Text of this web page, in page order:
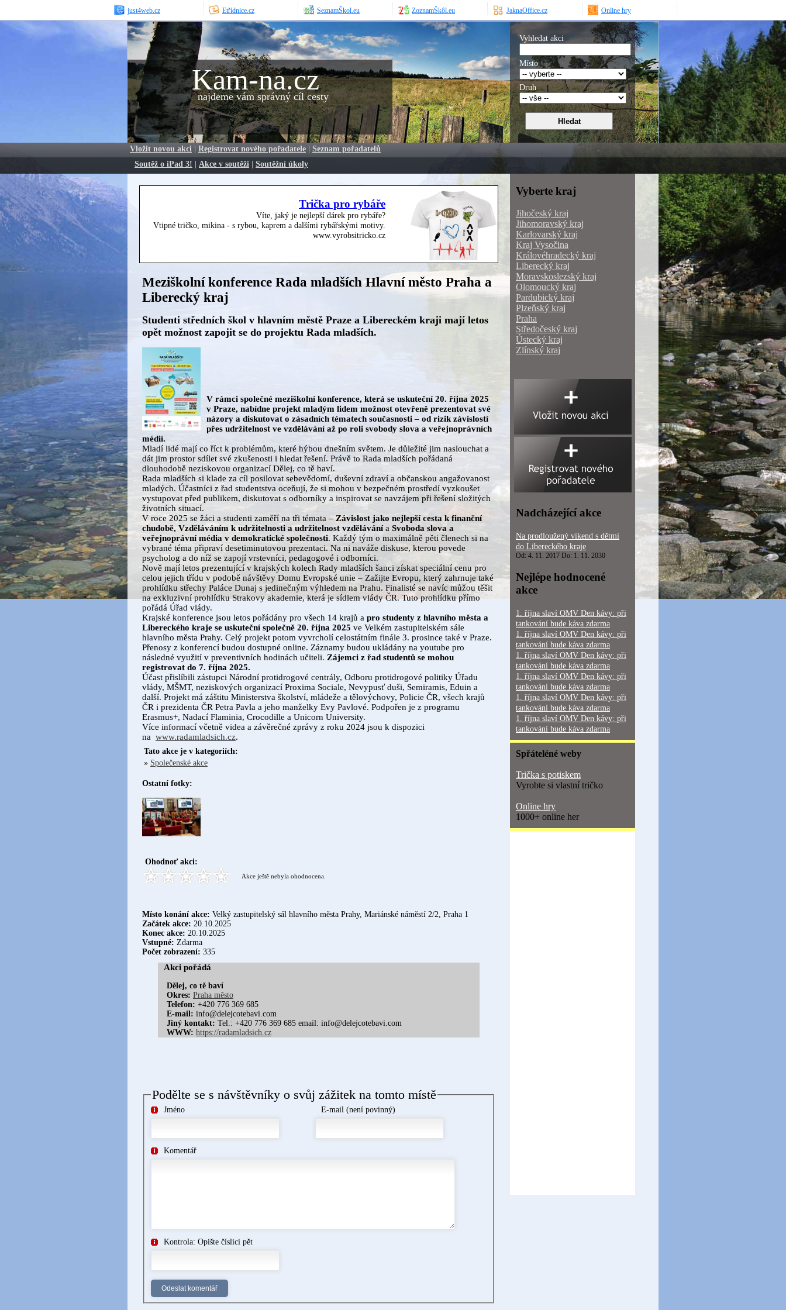
just4web.cz Etřídnice.cz SeznamŠkol.eu ZoznamŠkôl.eu JaknaOffice.cz Online hry
Kam-na.cz
najdeme vám správný cíl cesty
Vyhledat akci
Místo
Druh
Vložit novou akci | Registrovat nového pořadatele | Seznam pořadatelů
Soutěž o iPad 3! | Akce v soutěži | Soutěžní úkoly
Trička pro rybáře
Víte, jaký je nejlepší dárek pro rybáře?
Vtipné tričko, mikina - s rybou, kaprem a dalšími rybářskými motivy.
www.vyrobsitricko.cz
Meziškolní konference Rada mladších Hlavní město Praha a
Liberecký kraj
Studenti středních škol v hlavním městě Praze a Libereckém kraji mají letos
opět možnost zapojit se do projektu Rada mladších.
V rámci společné meziškolní konference, která se uskuteční 20. října 2025
v Praze, nabídne projekt mladým lidem možnost otevřeně prezentovat své
názory a diskutovat o zásadních tématech současnosti – od rizik závislostí
přes udržitelnost ve vzdělávání až po roli svobody slova a veřejnoprávních
médií.
Mladí lidé mají co říct k problémům, které hýbou dnešním světem. Je důležité jim naslouchat a
dát jim prostor sdílet své zkušenosti i hledat řešení. Právě to Rada mladších pořádaná
dlouhodobě neziskovou organizací Dělej, co tě baví.
Rada mladších si klade za cíl posilovat sebevědomí, duševní zdraví a občanskou angažovanost
mladých. Účastníci z řad studentstva oceňují, že si mohou v bezpečném prostředí vyzkoušet
vystupovat před publikem, diskutovat s odborníky a inspirovat se navzájem při řešení složitých
životních situací.
V roce 2025 se žáci a studenti zaměří na tři témata – Závislost jako nejlepší cesta k finanční
chudobě, Vzděláváním k udržitelnosti a udržitelnost vzdělávánía Svoboda slova a
veřejnoprávní média v demokratické společnosti. Každý tým o maximálně pěti členech si na
vybrané téma připraví desetiminutovou prezentaci. Na ni naváže diskuse, kterou povede
psycholog a do níž se zapojí vrstevníci, pedagogové i odborníci.
Nově mají letos prezentující v krajských kolech Rady mladších šanci získat speciální cenu pro
celou jejich třídu v podobě návštěvy Domu Evropské unie – Zažijte Evropu, který zahrnuje také
prohlídku střechy Paláce Dunaj s jedinečným výhledem na Prahu. Finalisté se navíc můžou těšit
na exkluzivní prohlídku Strakovy akademie, která je sídlem vlády ČR. Tuto prohlídku přímo
pořádá Úřad vlády.
Krajské konference jsou letos pořádány pro všech 14 krajů a pro studenty z hlavního města a
Libereckého kraje se uskuteční společně 20. října 2025 ve Velkém zastupitelském sále
hlavního města Prahy. Celý projekt potom vyvrcholí celostátním finále 3. prosince také v Praze.
Přenosy z konferencí budou dostupné online. Záznamy budou ukládány na youtube pro
následné využití v preventivních hodinách učiteli. Zájemci z řad studentů se mohou
registrovat do 7. října 2025.
Účast přislíbili zástupci Národní protidrogové centrály, Odboru protidrogové politiky Úřadu
vlády, MŠMT, neziskových organizací Proxima Sociale, Nevypusť duši, Semiramis, Eduin a
další. Projekt má záštitu Ministerstva školství, mládeže a tělovýchovy, Policie ČR, všech krajů
ČR i prezidenta ČR Petra Pavla a jeho manželky Evy Pavlové. Podpořen je z programu
Erasmus+, Nadací Flaminia, Crocodille a Unicorn University.
Více informací včetně videa a závěrečné zprávy z roku 2024 jsou k dispozici
na www.radamladsich.cz.
Tato akce je v kategoriích:
» Společenské akce
Ostatní fotky:
Ohodnoť akci:
Akce ještě nebyla ohodnocena.
Místo konání akce: Velký zastupitelský sál hlavního města Prahy, Mariánské náměstí 2/2, Praha 1
Začátek akce: 20.10.2025
Konec akce: 20.10.2025
Vstupné: Zdarma
Počet zobrazení: 335
Akci pořádá
Dělej, co tě baví
Okres: Praha město
Telefon: +420 776 369 685
E-mail: info@delejcotebavi.com
Jiný kontakt: Tel.: +420 776 369 685 email: info@delejcotebavi.com
WWW: https://radamladsich.cz
Podělte se s návštěvníky o svůj zážitek na tomto místě
Jméno E-mail (není povinný)
Komentář
Kontrola: Opište číslici pět
Vyberte kraj
Jihočeský kraj
Jihomoravský kraj
Karlovarský kraj
Kraj Vysočina
Královéhradecký kraj
Liberecký kraj
Moravskoslezský kraj
Olomoucký kraj
Pardubický kraj
Plzeňský kraj
Praha
Středočeský kraj
Ústecký kraj
Zlínský kraj
Nadcházející akce
Na prodloužený víkend s dětmi
do Libereckého kraje
Od: 4. 11. 2017 Do: 1. 11. 2030
Nejlépe hodnocené
akce
1. října slaví OMV Den kávy: při
tankování bude káva zdarma
1. října slaví OMV Den kávy: při
tankování bude káva zdarma
1. října slaví OMV Den kávy: při
tankování bude káva zdarma
1. října slaví OMV Den kávy: při
tankování bude káva zdarma
1. října slaví OMV Den kávy: při
tankování bude káva zdarma
1. října slaví OMV Den kávy: při
tankování bude káva zdarma
Spřáteléné weby
Trička s potiskem
Vyrobte si vlastní tričko
Online hry
1000+ online her